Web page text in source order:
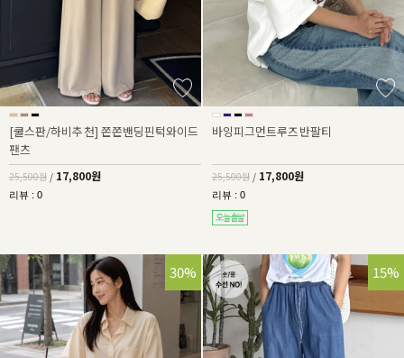
[쿨스판/하비추천] 쫀쫀밴딩핀턱와이드
팬츠
25,500원 / 17,800원
리뷰 : 0
바잉피그먼트루즈반팔티
25,500원 / 17,800원
리뷰 : 0
30% 32%
15%